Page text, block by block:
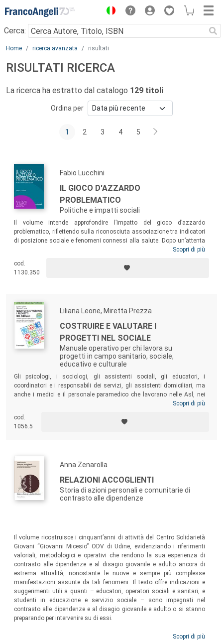
Menu
Cerca:
Main content
Home ricerca avanzata risultati
RISULTATI RICERCA
La ricerca ha estratto dal catalogo 129 titoli
Ordina per
1 2 3 4 5
Fabio Lucchini
IL GIOCO D'AZZARDO
PROBLEMATICO
Politiche e impatti sociali
Il volume intende approfondire l’impatto del gioco d’azzardo
problematico, riflettendo sulla riconosciuta associazione tra indicatori
di posizione sociale e fenomeni connessi alla salute. Dopo un’attenta
descrizione delle politiche sul gambling e un’analisi sociologica del
italiana dedicata ai costi sociali del fenomeno. Un testo per gli
studenti dei corsi di Sociologia, Scienza Politica ed Economia, ma
Scopri di più
cod.
1130.350
Liliana Leone, Miretta Prezza
COSTRUIRE E VALUTARE I
PROGETTI NEL SOCIALE
Manuale operativo per chi lavora su
progetti in campo sanitario, sociale,
educativo e culturale
Gli psicologi, i sociologi, gli assistenti sociali, gli educatori, i
coordinatori e i responsabili dei servizi, gli assistenti domiciliari, ma
anche i medici e il personale paramedico che lavorano nelle Asl, nei
Comuni, nel privato sociale ma anche nelle aziende, nella scuola o
per o su progetti. Questo manuale si rivolge sia agli studenti sia agli
operatori che già stanno lavorando su progetti, e costituisce
Scopri di più
cod.
1056.5
Anna Zenarolla
RELAZIONI ACCOGLIENTI
Storia di azioni personali e comunitarie di
contrasto alle dipendenze
Il volume ricostruisce i cinquant’anni di attività del Centro Solidarietà
Giovani “Giovanni Micesio” ODV di Udine, evidenziando i riferimenti
valoriali, metodologici e operativi che rendono la sua esperienza di
contrasto alle dipendenze e al disagio giovanile e adulto ancora di
estrema attualità, nonostante le nuove e sempre più complesse
manifestazioni assunte da tali fenomeni. Il testo offre indicazioni e
suggerimenti utili a quanti – educatori, operatori sociali e sanitari, e
studenti in educazione e servizio sociale – sono impegnati nel
contrasto alle dipendenze e al disagio giovanile e adulto o si stanno
preparando per intervenire su di essi.
Scopri di più